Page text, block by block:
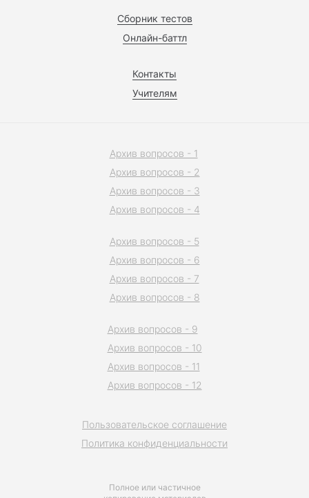
Сборник тестов
Онлайн-баттл
Контакты
Учителям
Полное или частичное
Пользовательское соглашение
Политика конфиденциальности
Архив вопросов - 1
Архив вопросов - 2
Архив вопросов - 3
Архив вопросов - 4
Архив вопросов - 5
Архив вопросов - 6
Архив вопросов - 7
Архив вопросов - 8
Архив вопросов - 9
Архив вопросов - 10
Архив вопросов - 11
Архив вопросов - 12